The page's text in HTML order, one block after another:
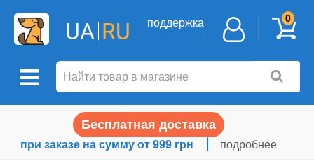
UA RU поддержка 0
Бесплатная доставка
при заказе на сумму от 999 грн подробнее